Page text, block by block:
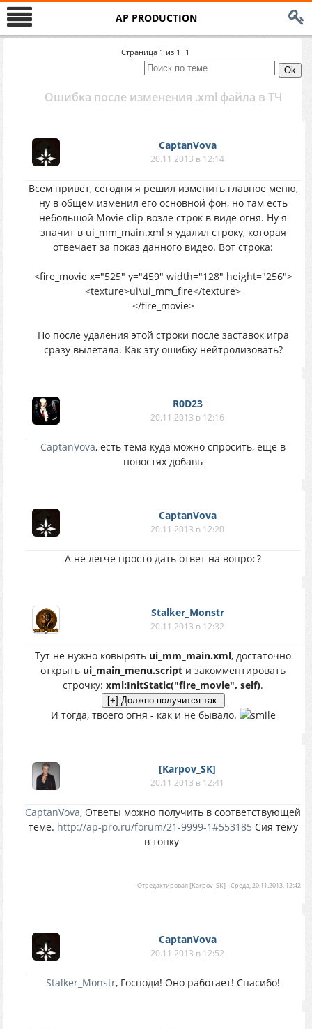
AP PRODUCTION
Страница 1 из 1 1
Ошибка после изменения .xml файла в ТЧ
CaptanVova
20.11.2013 в 12:14
Всем привет, сегодня я решил изменить главное меню,
ну в общем изменил его основной фон, но там есть
небольшой Movie clip возле строк в виде огня. Ну я
значит в ui_mm_main.xml я удалил строку, которая
отвечает за показ данного видео. Вот строка:
<fire_movie x="525" y="459" width="128" height="256">
<texture>ui\ui_mm_fire</texture>
</fire_movie>
Но после удаления этой строки после заставок игра
сразу вылетала. Как эту ошибку нейтролизовать?
R0D23
20.11.2013 в 12:16
CaptanVova, есть тема куда можно спросить, еще в
новостях добавь
CaptanVova
20.11.2013 в 12:20
А не легче просто дать ответ на вопрос?
Stalker_Monstr
20.11.2013 в 12:32
Тут не нужно ковырять ui_mm_main.xml, достаточно
открыть ui_main_menu.script и закомментировать
строчку: xml:InitStatic("fire_movie", self).
И тогда, твоего огня - как и не бывало.
[Karpov_SK]
20.11.2013 в 12:41
CaptanVova, Ответы можно получить в соответствующей
теме. http://ap-pro.ru/forum/21-9999-1#553185 Сия тему
в топку
Отредактировал[Karpov_SK]-Среда, 20.11.2013, 12:42
CaptanVova
20.11.2013 в 12:52
Stalker_Monstr, Господи! Оно работает! Спасибо!